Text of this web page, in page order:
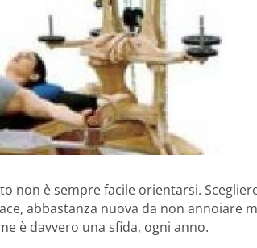
non è sempre facile orientarsi.
abbastanza nuova da non annoiare
è davvero una sfida, ogni anno.